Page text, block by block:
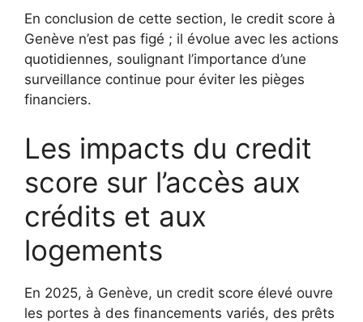
En conclusion de cette section, le credit score à
Genève n’est pas figé ; il évolue avec les actions
quotidiennes, soulignant l’importance d’une
surveillance continue pour éviter les pièges
financiers.
Les impacts du credit
score sur l’accès aux
crédits et aux
logements
En 2025, à Genève, un credit score élevé ouvre
les portes à des financements variés, des prêts